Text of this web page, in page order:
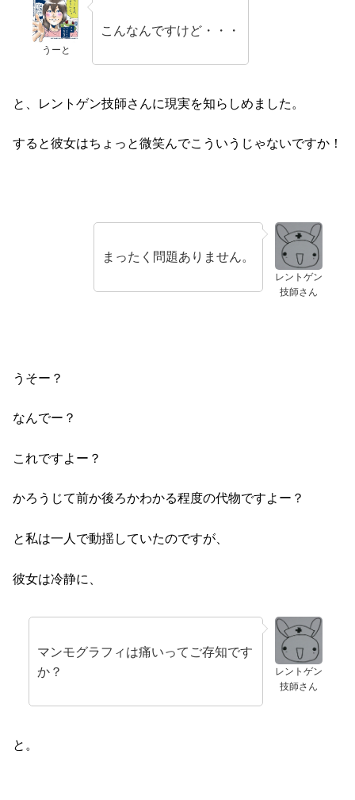
うーと
こんなんですけど・・・
と、レントゲン技師さんに現実を知らしめました。
すると彼女はちょっと微笑んでこういうじゃないですか！
レントゲン
技師さん
まったく問題ありません。
うそー？
なんでー？
これですよー？
かろうじて前か後ろかわかる程度の代物ですよー？
と私は一人で動揺していたのですが、
彼女は冷静に、
レントゲン
技師さん
マンモグラフィは痛いってご存知です
か？
と。